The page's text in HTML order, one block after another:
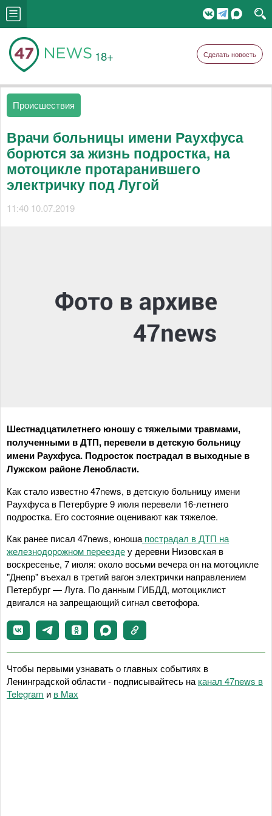
18+ Сделать новость
Происшествия
Врачи больницы имени Раухфуса
борются за жизнь подростка, на
мотоцикле протаранившего
электричку под Лугой
11:40 10.07.2019
Шестнадцатилетнего юношу с тяжелыми травмами,
полученными в ДТП, перевели в детскую больницу
имени Раухфуса. Подросток пострадал в выходные в
Лужском районе Ленобласти.
Как стало известно 47news, в детскую больницу имени
Раухфуса в Петербурге 9 июля перевели 16-летнего
подростка. Его состояние оценивают как тяжелое.
Как ранее писал 47news, юноша пострадал в ДТП на
железнодорожном переездеу деревни Низовская в
воскресенье, 7 июля: около восьми вечера он на мотоцикле
"Днепр" въехал в третий вагон электрички направлением
Петербург — Луга. По данным ГИБДД, мотоциклист
двигался на запрещающий сигнал светофора.
Чтобы первыми узнавать о главных событиях в
Ленинградской области - подписывайтесь на канал 47news в
Telegram и в Maх